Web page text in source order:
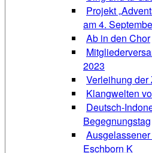
Projekt
am 4.
Ab in den Chor
2023
Verleihung der
Klangwelten
Deutsch-
Begegnungstag
Eschborn K